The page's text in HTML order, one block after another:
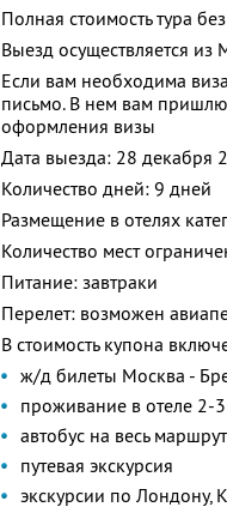
Полная стоимость тура
Выезд осуществляется из
Если вам необходима
письмо. В нем вам
оформления визы
Дата выезда: 28 декабря
Количество дней: 9 дней
Размещение в отелях
Количество мест
Питание: завтраки
Перелет: возможен
В стоимость купона
ж/д билеты Москва -
проживание в отеле 2-
автобус на весь маршрут
путевая экскурсия
экскурсии по Лондону,